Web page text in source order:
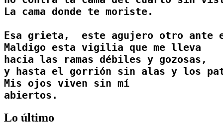
La cama donde te moriste.
Esa grieta,  este agujero otro ante
Maldigo esta vigilia que me lleva
hacia las ramas débiles y gozosas,
y hasta el gorrión sin alas y los
Mis ojos viven sin mí
Lo último